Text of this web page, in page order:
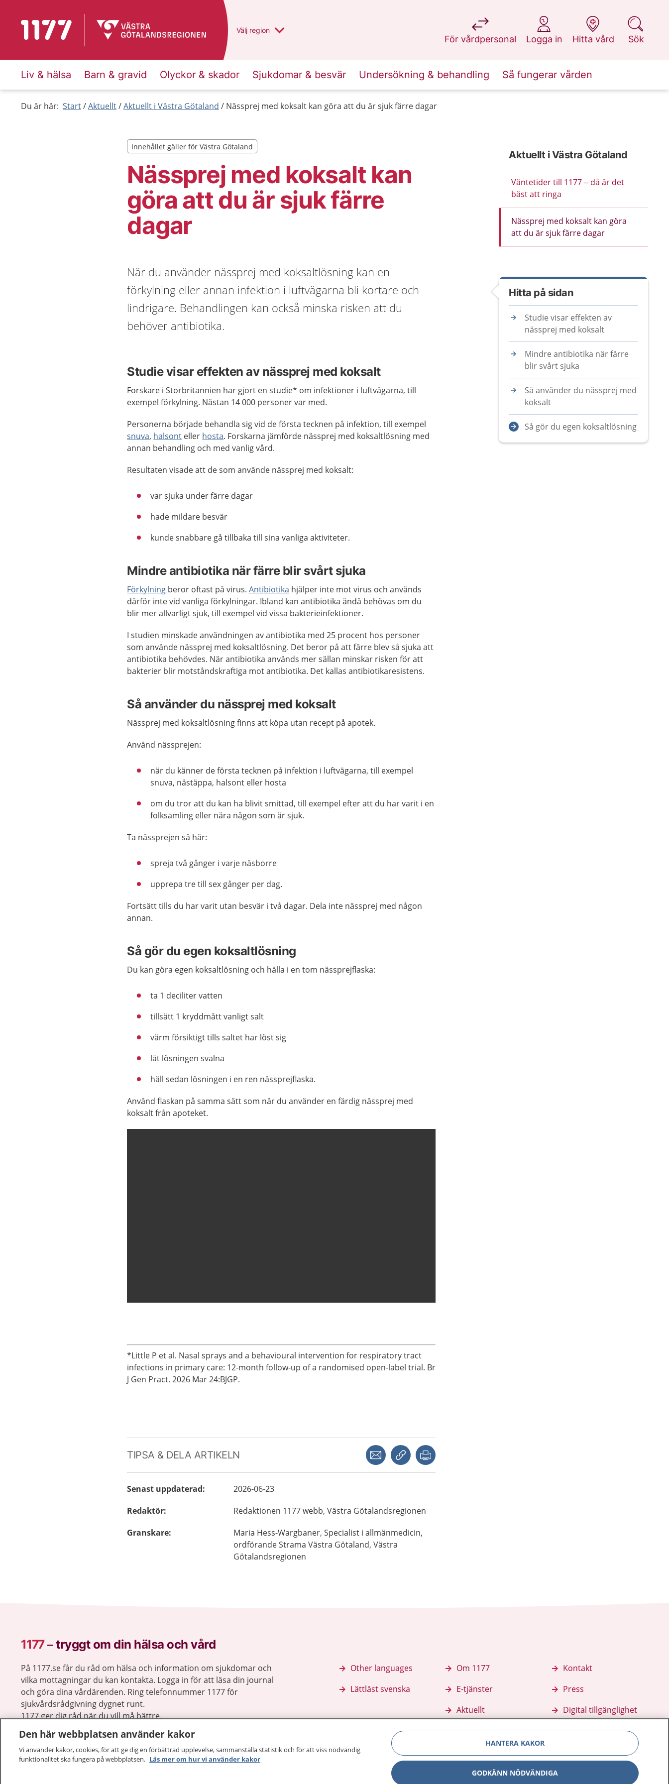
Till startsidan för 1177 Du har valt region
Välj en annan
region
För vårdpersonal
på 1177.se
Logga in
på 1177.se
Hitta vård
på 1177.se
Sök
på 1177.se
Liv & hälsa Barn & gravid Olyckor & skador Sjukdomar & besvär Undersökning & behandling Så fungerar vården
Du är här: Start Aktuellt Aktuellt i Västra Götaland Nässprej med koksalt kan göra att du är sjuk färre dagar
Nässprej med koksalt kan
göra att du är sjuk färre
dagar
Innehållet gäller för Västra Götaland
Innehållet gäller för Västra Götaland
När du använder nässprej med koksaltlösning kan en
förkylning eller annan infektion i luftvägarna bli kortare och
lindrigare. Behandlingen kan också minska risken att du
behöver antibiotika.
Studie visar effekten av nässprej med koksalt
Forskare i Storbritannien har gjort en studie* om infektioner i luftvägarna, till
exempel förkylning. Nästan 14 000 personer var med.
Personerna började behandla sig vid de första tecknen på infektion, till exempel
snuva, halsont eller hosta. Forskarna jämförde nässprej med koksaltlösning med
annan behandling och med vanlig vård.
Resultaten visade att de som använde nässprej med koksalt:
var sjuka under färre dagar
hade mildare besvär
kunde snabbare gå tillbaka till sina vanliga aktiviteter.
Mindre antibiotika när färre blir svårt sjuka
Förkylning beror oftast på virus.Antibiotika hjälper inte mot virus och används
därför inte vid vanliga förkylningar. Ibland kan antibiotika ändå behövas om du
blir mer allvarligt sjuk, till exempel vid vissa bakterieinfektioner.
I studien minskade användningen av antibiotika med 25 procent hos personer
som använde nässprej med koksaltlösning. Det beror på att färre blev så sjuka att
antibiotika behövdes. När antibiotika används mer sällan minskar risken för att
bakterier blir motståndskraftiga mot antibiotika. Det kallas antibiotikaresistens.
Så använder du nässprej med koksalt
Nässprej med koksaltlösning finns att köpa utan recept på apotek.
Använd nässprejen:
när du känner de första tecknen på infektion i luftvägarna, till exempel
snuva, nästäppa, halsont eller hosta
om du tror att du kan ha blivit smittad, till exempel efter att du har varit i en
folksamling eller nära någon som är sjuk.
Ta nässprejen så här:
spreja två gånger i varje näsborre
upprepa tre till sex gånger per dag.
Fortsätt tills du har varit utan besvär i två dagar. Dela inte nässprej med någon
annan.
Så gör du egen koksaltlösning
Du kan göra egen koksaltlösning och hälla i en tom nässprejflaska:
ta 1 deciliter vatten
tillsätt 1 kryddmått vanligt salt
värm försiktigt tills saltet har löst sig
låt lösningen svalna
häll sedan lösningen i en ren nässprejflaska.
Använd flaskan på samma sätt som när du använder en färdig nässprej med
koksalt från apoteket.
*Little P et al. Nasal sprays and a behavioural intervention for respiratory tract
infections in primary care: 12-month follow-up of a randomised open-label trial. Br
J Gen Pract. 2026 Mar 24:BJGP.
TIPSA & DELA ARTIKELN Dela via mejlKopiera länk
Senast uppdaterad:
2026-06-23
Redaktör: Redaktionen 1177 webb, Västra Götalandsregionen
Granskare: Maria Hess-Wargbaner, Specialist i allmänmedicin,
ordförande Strama Västra Götaland, Västra
Götalandsregionen
Aktuellt i Västra Götaland
Väntetider till 1177 – då är det
bäst att ringa
Nässprej med koksalt kan göra
att du är sjuk färre dagar
Hitta på sidan
Studie visar effekten av
nässprej med koksalt
Mindre antibiotika när färre
blir svårt sjuka
Så använder du nässprej med
koksalt
Så gör du egen koksaltlösning
1177–tryggt om din hälsa och vård
På 1177.se får du råd om hälsa och information om sjukdomar och
vilka mottagningar du kan kontakta. Logga in för att läsa din journal
och göra dina vårdärenden. Ring telefonnummer 1177 för
sjukvårdsrådgivning dygnet runt.
1177 ger dig råd när du vill må bättre.
Other languages
Lättläst svenska
Om 1177
E-tjänster
Aktuellt
Kontakt
Press
Digital tillgänglighet
Den här webbplatsen använder kakor
Vi använder kakor, cookies, för att ge dig en förbättrad upplevelse, sammanställa statistik och för att viss nödvändig
funktionalitet ska fungera på webbplatsen. Läs mer om hur vi använder kakor
HANTERA KAKOR
GODKÄNN NÖDVÄNDIGA